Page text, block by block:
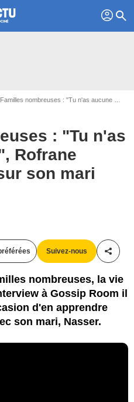
profil search
Familles nombreuses : "Tu n'as aucune chance", Rofrane Bambara cash sur son mari Nasser
: "Tu n'as
Rofrane
son mari
Suivez-nous
nombreuses, la vie
à Gossip Room il
d'en apprendre
son mari, Nasser.